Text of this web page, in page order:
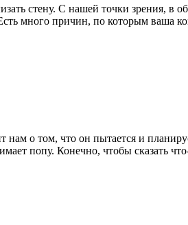
стену. С нашей точки зрения, в
много причин, по которым ваша
нам о том, что он пытается и
попу. Конечно, чтобы сказать